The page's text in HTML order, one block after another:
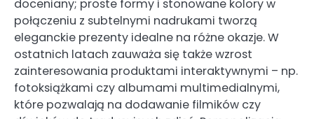
doceniany; proste formy i stonowane kolory w
połączeniu z subtelnymi nadrukami tworzą
eleganckie prezenty idealne na różne okazje. W
ostatnich latach zauważa się także wzrost
zainteresowania produktami interaktywnymi – np.
fotoksiążkami czy albumami multimedialnymi,
które pozwalają na dodawanie filmików czy